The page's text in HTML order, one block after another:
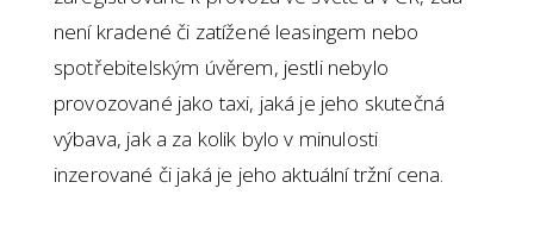
není kradené či zatížené leasingem nebo
spotřebitelským úvěrem, jestli nebylo
provozované jako taxi, jaká je jeho skutečná
výbava, jak a za kolik bylo v minulosti
inzerované či jaká je jeho aktuální tržní cena.